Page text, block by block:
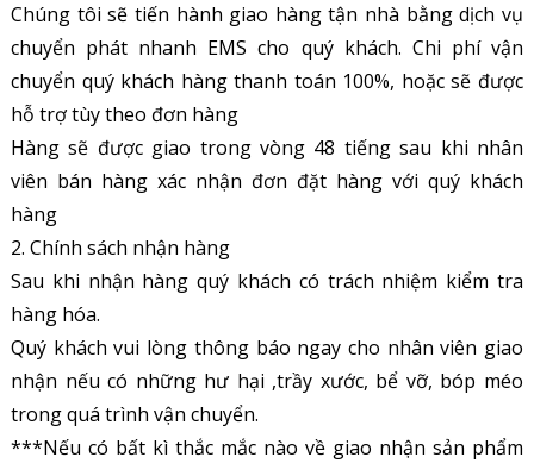
Chúng tôi sẽ tiến hành giao hàng tận nhà bằng dịch vụ
chuyển phát nhanh EMS cho quý khách. Chi phí vận
chuyển quý khách hàng thanh toán 100%, hoặc sẽ được
hỗ trợ tùy theo đơn hàng
Hàng sẽ được giao trong vòng 48 tiếng sau khi nhân
viên bán hàng xác nhận đơn đặt hàng với quý khách
hàng
2. Chính sách nhận hàng
Sau khi nhận hàng quý khách có trách nhiệm kiểm tra
hàng hóa.
Quý khách vui lòng thông báo ngay cho nhân viên giao
nhận nếu có những hư hại ,trầy xước, bể vỡ, bóp méo
trong quá trình vận chuyển.
***Nếu có bất kì thắc mắc nào về giao nhận sản phẩm